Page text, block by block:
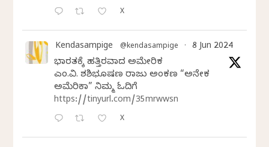
X
Kendasampige @kendasampige · 8 Jun 2024
ಭಾರತಕ್ಕೆ ಹತ್ತಿರವಾದ ಅಮೇರಿಕ
ಎಂ.ವಿ. ಶಶಿಭೂಷಣ ರಾಜು ಅಂಕಣ “ಅನೇಕ
ಅಮೆರಿಕಾ” ನಿಮ್ಮ ಓದಿಗೆ
https://tinyurl.com/35mrwwsn
X